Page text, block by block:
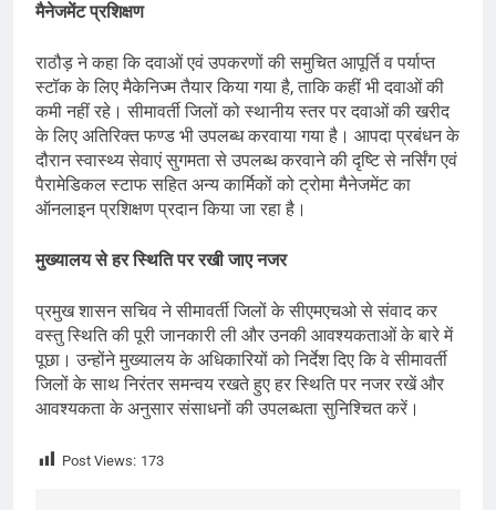
मैनेजमेंट प्रशिक्षण
राठौड़ ने कहा ​कि ​दवाओं एवं उपकरणों की समुचित आपूर्ति व पर्याप्त
स्टॉक के लिए मैकेनिज्म तैयार किया गया है, ताकि कहीं भी दवाओं की
कमी नहीं रहे। सीमावर्ती जिलों को स्थानीय स्तर पर दवाओं की खरीद
के लिए अतिरिक्त फण्ड भी उपलब्ध करवाया गया है। आपदा प्रबंधन के
दौरान स्वास्थ्य सेवाएं सुगमता से उपलब्ध करवाने की दृष्टि से नर्सिंग एवं
पैरामे​डिकल स्टाफ सहित अन्य कार्मिकों को ट्रोमा मैनेजमेंट का
ऑनलाइन प्रशिक्षण प्रदान किया जा रहा है।
मुख्यालय से हर स्थिति पर रखी जाए नजर
प्रमुख शासन सचिव ने सीमावर्ती जिलों के सीएमएचओ से संवाद कर
वस्तु स्थिति की पूरी जानकारी ली और उनकी आवश्यकताओं के बारे में
पूछा। उन्होंने मुख्यालय के अधिकारियों को निर्देश दिए कि वे सीमावर्ती
जिलों के साथ निरंतर समन्वय रखते हुए ​हर स्थिति पर नजर रखें और
आवश्यकता के अनुसार संसाधनों की उपलब्धता सुनिश्चित करें।
Post Views: 173